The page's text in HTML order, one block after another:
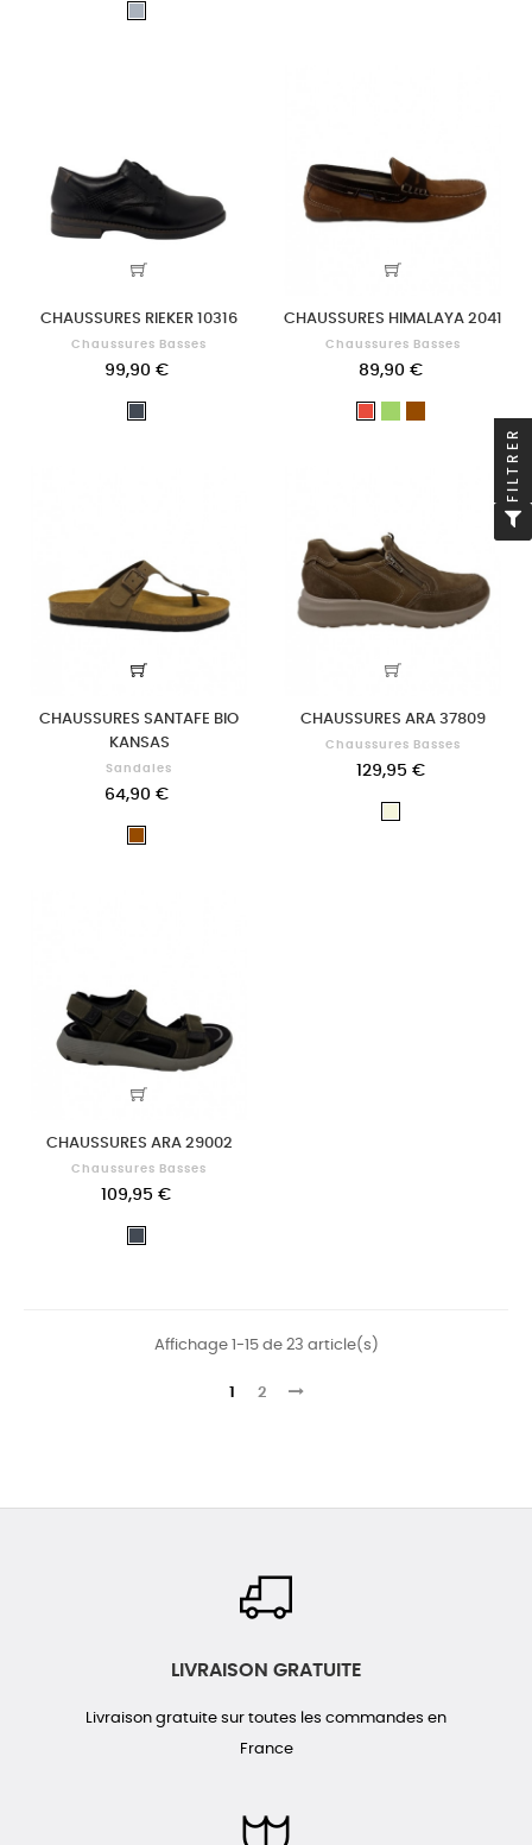
CHAUSSURES RIEKER 10316
Chaussures Basses
99,90 €
CHAUSSURES HIMALAYA 2041
Chaussures Basses
89,90 €
CHAUSSURES SANTAFE BIO
KANSAS
Sandales
64,90 €
CHAUSSURES ARA 37809
Chaussures Basses
129,95 €
CHAUSSURES ARA 29002
Chaussures Basses
109,95 €
Affichage 1-15 de 23 article(s)
1 2
LIVRAISON GRATUITE
Livraison gratuite sur toutes les commandes en
France
FILTRER